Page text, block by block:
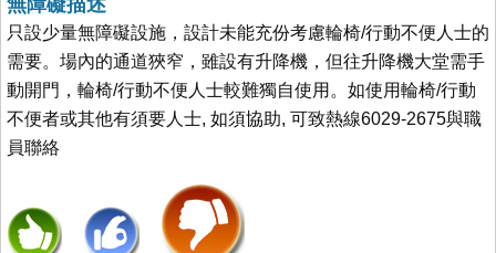
只設少量無障礙設施，設計未能充份考慮輪椅/行動不便人士的
需要。場內的通道狹窄，雖設有升降機，但往升降機大堂需手
動開門，輪椅/行動不便人士較難獨自使用。如使用輪椅/行動
不便者或其他有須要人士, 如須協助, 可致熱線6029-2675與職
員聯絡